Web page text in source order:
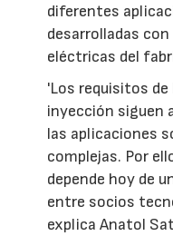
diferentes
desarrolladas
eléctricas del
'Los requisitos
inyección siguen
las aplicaciones
complejas. Por
depende hoy de
entre socios
explica Anatol